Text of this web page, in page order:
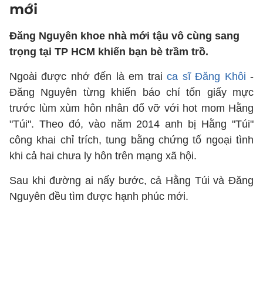
mới
Đăng Nguyên khoe nhà mới tậu vô cùng sang
trọng tại TP HCM khiến bạn bè trầm trồ.
Ngoài được nhớ đến là em traica sĩ Đăng Khôi -
Đăng Nguyên từng khiến báo chí tốn giấy mực
trước lùm xùm hôn nhân đổ vỡ với hot mom Hằng
"Túi". Theo đó, vào năm 2014 anh bị Hằng "Túi"
công khai chỉ trích, tung bằng chứng tố ngoại tình
khi cả hai chưa ly hôn trên mạng xã hội.
Sau khi đường ai nấy bước, cả Hằng Túi và Đăng
Nguyên đều tìm được hạnh phúc mới.